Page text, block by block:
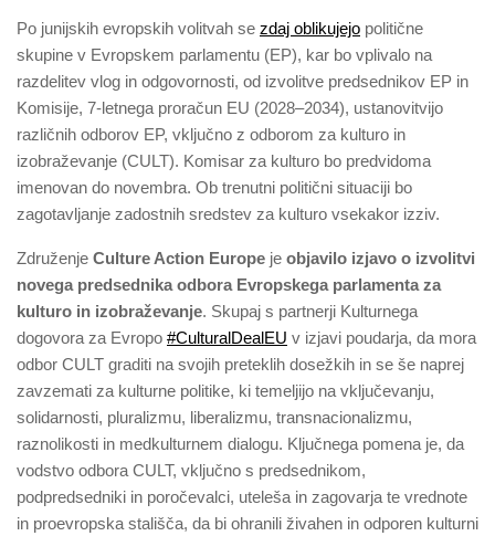
Po junijskih evropskih volitvah se zdaj oblikujejo politične
skupine v Evropskem parlamentu (EP), kar bo vplivalo na
razdelitev vlog in odgovornosti, od izvolitve predsednikov EP in
Komisije, 7-letnega proračun EU (2028–2034), ustanovitvijo
različnih odborov EP, vključno z odborom za kulturo in
izobraževanje (CULT). Komisar za kulturo bo predvidoma
imenovan do novembra. Ob trenutni politični situaciji bo
zagotavljanje zadostnih sredstev za kulturo vsekakor izziv.
Združenje Culture Action Europe je objavilo izjavo o izvolitvi
novega predsednika odbora Evropskega parlamenta za
kulturo in izobraževanje. Skupaj s partnerji Kulturnega
dogovora za Evropo #CulturalDealEU v izjavi poudarja, da mora
odbor CULT graditi na svojih preteklih dosežkih in se še naprej
zavzemati za kulturne politike, ki temeljijo na vključevanju,
solidarnosti, pluralizmu, liberalizmu, transnacionalizmu,
raznolikosti in medkulturnem dialogu. Ključnega pomena je, da
vodstvo odbora CULT, vključno s predsednikom,
podpredsedniki in poročevalci, uteleša in zagovarja te vrednote
in proevropska stališča, da bi ohranili živahen in odporen kulturni